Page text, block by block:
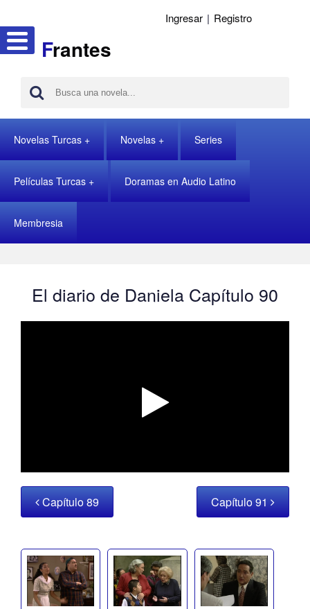
Frantes
Ingresar | Registro
Novelas Turcas Novelas Series
Películas Turcas Doramas en Audio Latino
Membresia
El diario de Daniela Capítulo 90
Capítulo 89 Capítulo 91